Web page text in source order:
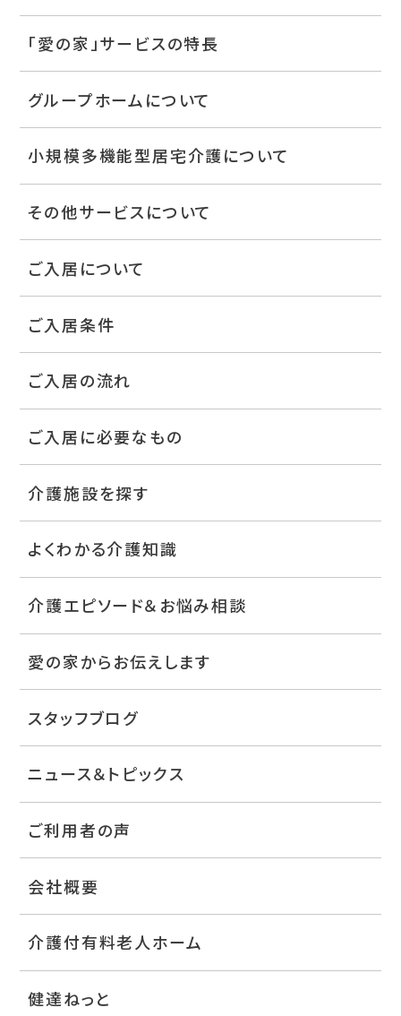
「愛の家」サービスの特長
グループホームについて
小規模多機能型居宅介護について
その他サービスについて
ご入居について
ご入居条件
ご入居の流れ
ご入居に必要なもの
介護施設を探す
よくわかる介護知識
介護エピソード＆お悩み相談
愛の家からお伝えします
スタッフブログ
ニュース＆トピックス
ご利用者の声
会社概要
介護付有料老人ホーム
健達ねっと